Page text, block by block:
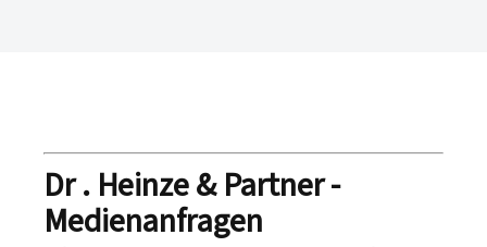
Dr . Heinze & Partner -
Medienanfragen